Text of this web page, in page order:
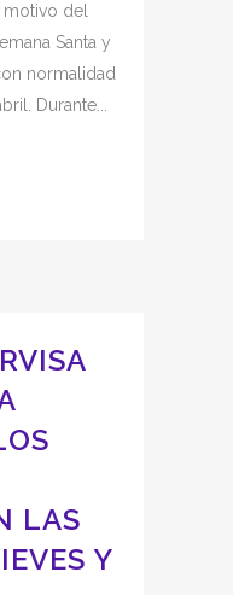
del
Santa y
normalidad
Durante...
LAS
Y